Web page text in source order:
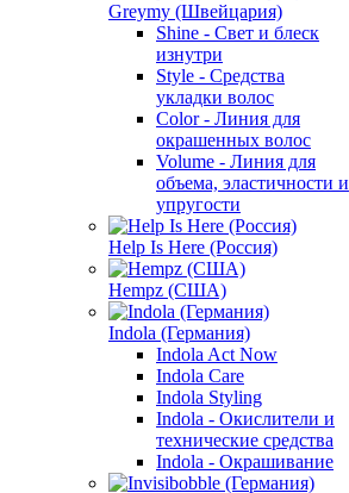
Greymy (Швейцария)
Shine - Свет и блеск
изнутри
Style - Средства
укладки волос
Color - Линия для
окрашенных волос
Volume - Линия для
объема, эластичности и
упругости
Help Is Here (Россия)
Hempz (США)
Indola (Германия)
Indola Act Now
Indola Care
Indola Styling
Indola - Окислители и
технические средства
Indola - Окрашивание